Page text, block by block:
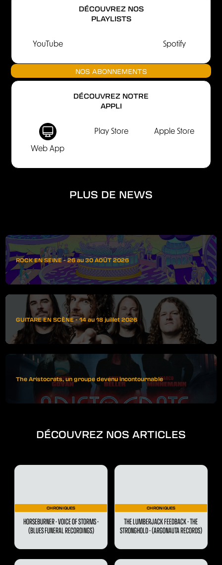
DÉCOUVREZ NOS
PLAYLISTS
YouTube Spotify
NOS ABONNEMENTS
DÉCOUVREZ NOTRE
APPLI
Web App
Play Store Apple Store
PLUS DE NEWS
ROCK EN SEINE - 26 au 30 AOÛT 2026
GUITARE EN SCÈNE - 14 au 18 juillet 2026
The Aristocrats, un groupe devenu incontournable
DÉCOUVREZ NOS ARTICLES
CHRONIQUES
HORSEBURNER - VOICE OF STORMS -
(BLUES FUNERAL RECORDINGS)
CHRONIQUES
THE LUMBERJACK FEEDBACK - THE
STRONGHOLD - (ARGONAUTA RECORDS)